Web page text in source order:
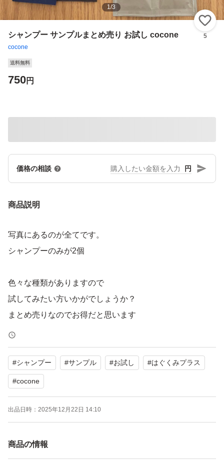
1/3
シャンプー サンプルまとめ売り お試し cocone
cocone
5
送料無料
750円
価格の相談 円
商品説明
写真にあるのが全てです。
シャンプーのみが2個
色々な種類がありますので
試してみたい方いかがでしょうか？
まとめ売りなのでお得だと思います
#シャンプー #サンプル #お試し #はぐくみプラス
#cocone
出品日時： 2025年12月22日 14:10
商品の情報